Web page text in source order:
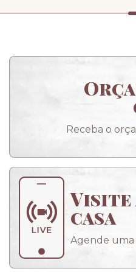
Receba o
Visite
casa
Agende